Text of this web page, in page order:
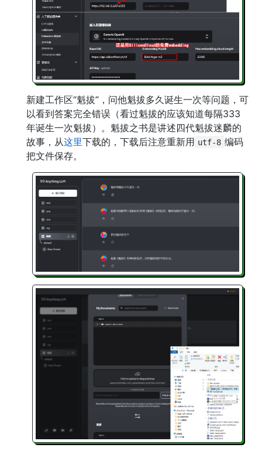
新建工作区“魁拔”，问他魁拔多久诞生一次等问题，可
以看到答案完全错误（看过魁拔的应该知道每隔333
年诞生一次魁拔）。魁拔之书是讲述四代魁拔迷麟的
故事，从这里下载的，下载后注意重新用 utf-8 编码
把文件保存。